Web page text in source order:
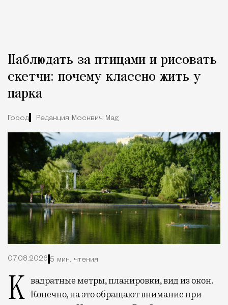
Наблюдать за птицами и рисовать
скетчи: почему классно жить у
парка
Город Редакция Москвич Mag
07.08.2026 5 мин. чтения
Квадратные метры, планировки, вид из окон. Конечно, на это обращают внимание при